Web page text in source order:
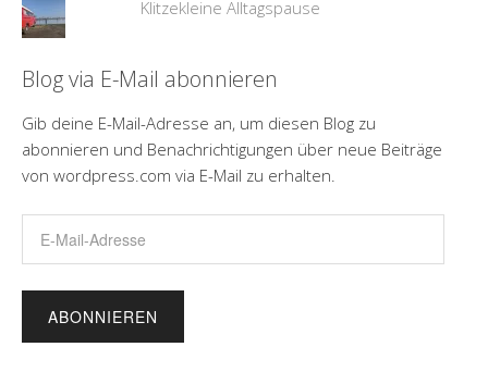
Klitzekleine Alltagspause
Blog via E-Mail abonnieren
Gib deine E-Mail-Adresse an, um diesen Blog zu
abonnieren und Benachrichtigungen über neue Beiträge
von wordpress.com via E-Mail zu erhalten.